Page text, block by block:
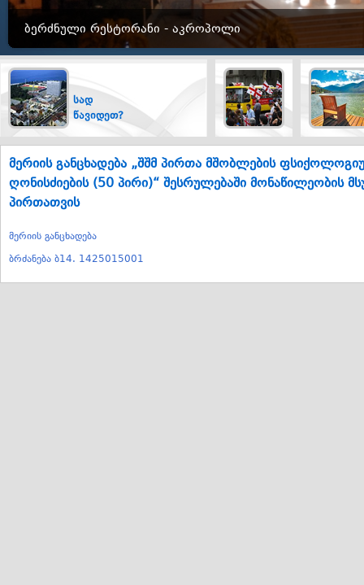
ᲑᲔᲠᲫᲜᲣᲚᲘ ᲠᲔᲡᲢᲝᲠᲐᲜᲘ - ᲐᲙᲠᲝᲞᲝᲚᲘ
სად
წავიდეთ?
ტრანსპორტი
მერიის განცხადება „შშმ პირთა მშობლების
ღონისძიების (50 პირი)“ შესრულებაში მონაწილეობის
პირთათვის
მერიის განცხადება
ბრძანება ბ14. 1425015001